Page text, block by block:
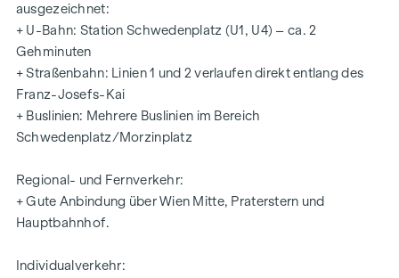
Folgende Ausstattungsmerkmale bietet Ihr neues Büro:
stilvolle Holzkastenfenster und Türen
Gewölbedecken
Raumhöhen bis 3,40 m
Fischgrät-Parkettboden (geschliffen und geölt)
frisch ausgemalte Wände
Abstellraum mit Wasseranschluss
Fernwärme
moderne Sanitärausstattung
ausgezeichnet:
+ U-Bahn: Station Schwedenplatz (U1, U4) – ca. 2
Gehminuten
+ Straßenbahn: Linien 1 und 2 verlaufen direkt entlang des
Franz-Josefs-Kai
+ Buslinien: Mehrere Buslinien im Bereich
Schwedenplatz/Morzinplatz
Regional- und Fernverkehr:
+ Gute Anbindung über Wien Mitte, Praterstern und
Hauptbahnhof.
Individualverkehr: